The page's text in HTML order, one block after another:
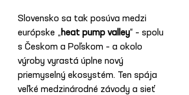
Slovensko sa tak posúva medzi
európske „heat pump valley“ – spolu
s Českom a Poľskom – a okolo
výroby vyrastá úplne nový
priemyselný ekosystém. Ten spája
veľké medzinárodné závody a sieť